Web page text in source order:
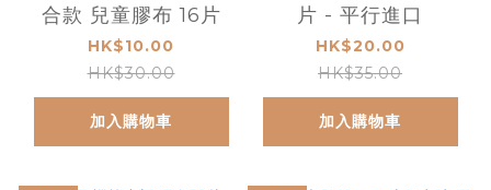
合款 兒童膠布 16片
HK$10.00
HK$30.00
加入購物車
片 - 平行進口
HK$20.00
HK$35.00
加入購物車